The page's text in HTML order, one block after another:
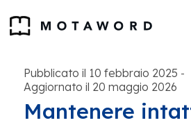
Pubblicato il 10 febbraio 2025 -
Aggiornato il 20 maggio 2026
Mantenere